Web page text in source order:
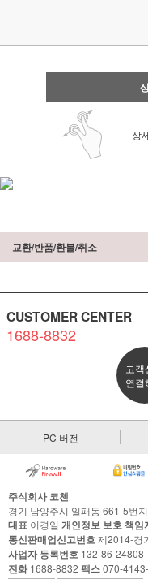
상
교환/반품/환불/취소
CUSTOMER CENTER
1688-8832
고객
연결
PC 버전
주식회사 코첸
경기 남양주시 일패동 661-5번지
대표 이경일 개인정보 보호 책임
통신판매업신고번호제2014-경
사업자 등록번호 132-86-24808
전화1688-8832 팩스070-